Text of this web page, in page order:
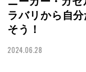
ラバリから自
そう！
2024.06.28